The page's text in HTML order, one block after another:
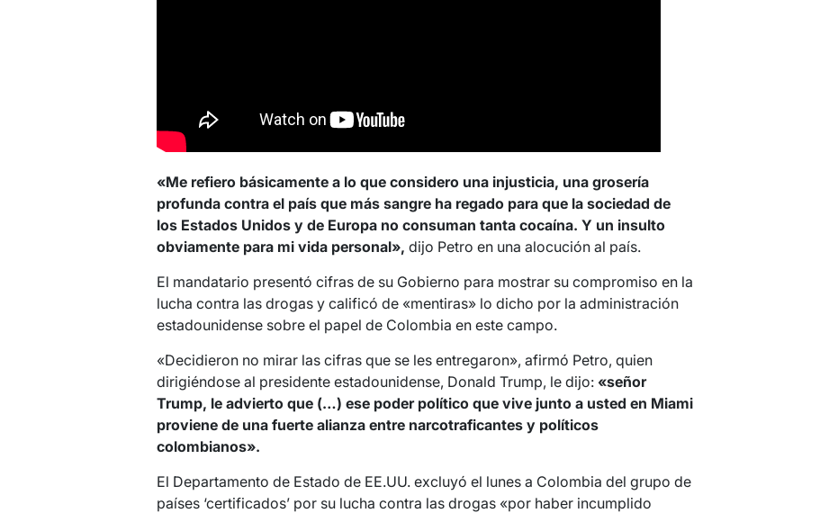
«Me refiero básicamente a lo que considero una injusticia, una grosería
profunda contra el país que más sangre ha regado para que la sociedad de
los Estados Unidos y de Europa no consuman tanta cocaína. Y un insulto
obviamente para mi vida personal», dijo Petro en una alocución al país.
El mandatario presentó cifras de su Gobierno para mostrar su compromiso en la
lucha contra las drogas y calificó de «mentiras» lo dicho por la administración
estadounidense sobre el papel de Colombia en este campo.
«Decidieron no mirar las cifras que se les entregaron», afirmó Petro, quien
dirigiéndose al presidente estadounidense, Donald Trump, le dijo: «señor
Trump, le advierto que (…) ese poder político que vive junto a usted en Miami
proviene de una fuerte alianza entre narcotraficantes y políticos
colombianos».
El Departamento de Estado de EE.UU. excluyó el lunes a Colombia del grupo de
países ‘certificados’ por su lucha contra las drogas «por haber incumplido